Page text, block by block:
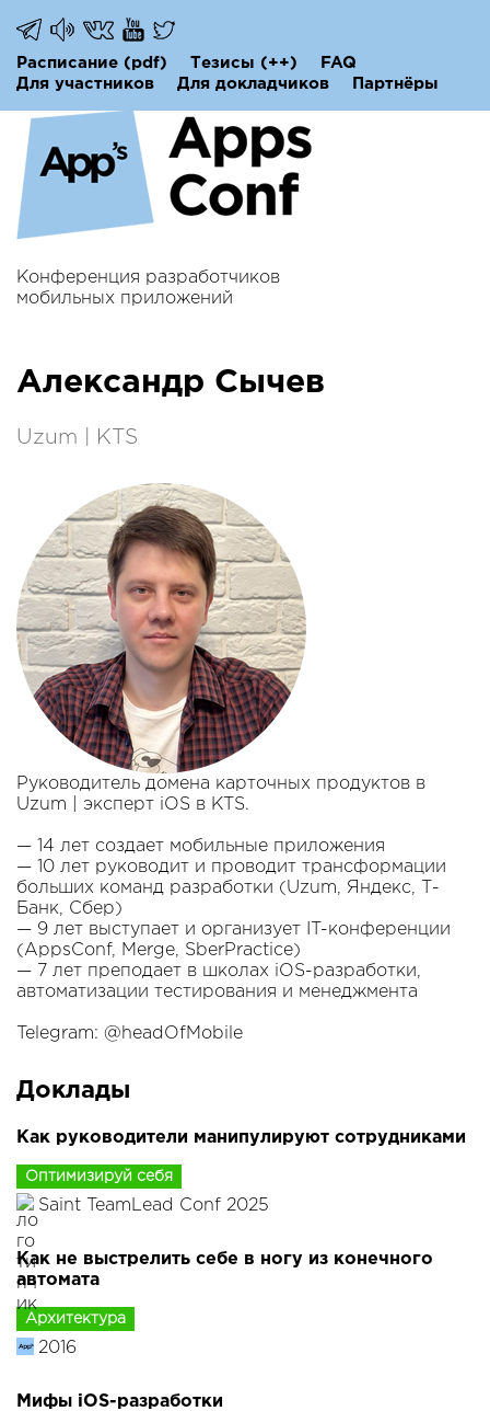
Расписание (pdf) Тезисы (++)
FAQ
Для участников
Для докладчиков Партнёры
Конференция разработчиков
мобильных приложений
Александр Сычев
Uzum | KTS
Руководитель домена карточных продуктов в
Uzum | эксперт iOS в KTS.
— 14 лет создает мобильные приложения
— 10 лет руководит и проводит трансформации
больших команд разработки (Uzum, Яндекс, Т-
Банк, Сбер)
— 9 лет выступает и организует IT-конференции
(AppsConf, Merge, SberPractice)
— 7 лет преподает в школах iOS-разработки,
автоматизации тестирования и менеджмента
Telegram: @headOfMobile
Доклады
Как руководители манипулируют сотрудниками
Оптимизируй себя
Saint TeamLead Conf 2025
Как не выстрелить себе в ногу из конечного
автомата
Архитектура
2016
Мифы iOS-разработки